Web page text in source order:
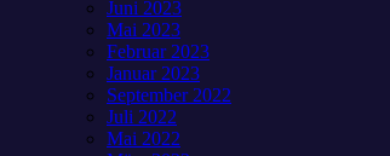
Juni 2023
Mai 2023
Februar 2023
Januar 2023
September 2022
Juli 2022
Mai 2022